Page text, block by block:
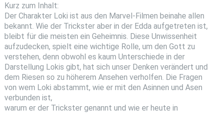
Kurz zum Inhalt:
Der Charakter Loki ist aus den Marvel-Filmen beinahe allen
bekannt. Wie der Trickster aber in der Edda aufgetreten ist,
bleibt für die meisten ein Geheimnis. Diese Unwissenheit
aufzudecken, spielt eine wichtige Rolle, um den Gott zu
verstehen, denn obwohl es kaum Unterschiede in der
Darstellung Lokis gibt, hat sich unser Denken verändert und
dem Riesen so zu höherem Ansehen verholfen. Die Fragen
von wem Loki abstammt, wie er mit den Asinnen und Asen
verbunden ist,
warum er der Trickster genannt und wie er heute in